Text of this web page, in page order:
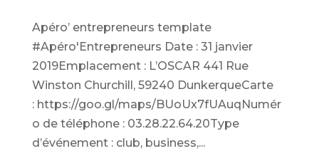
Apéro’ entrepreneurs template
#Apéro'Entrepreneurs Date : 31 janvier
2019Emplacement : L’OSCAR 441 Rue
Winston Churchill, 59240 DunkerqueCarte
: https://goo.gl/maps/BUoUx7fUAuqNumér
o de téléphone : 03.28.22.64.20Type
d’événement : club, business,...